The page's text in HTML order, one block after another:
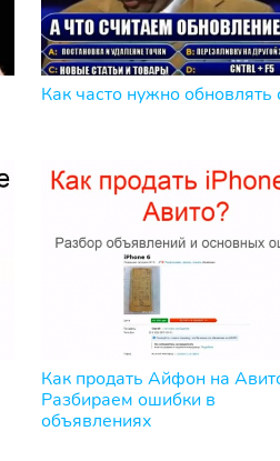
Как часто нужно обновлять
Как продать Айфон на
Разбираем ошибки в
объявлениях